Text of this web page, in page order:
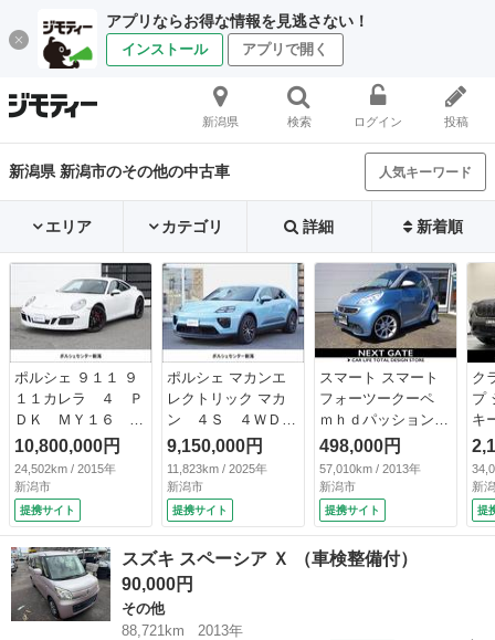
アプリならお得な情報を見逃さない！
インストール アプリで開く
新潟県 検索 ログイン 投稿
新潟県 新潟市のその他の中古車 人気キーワード
エリア カテゴリ 詳細 新着順
ポルシェ ９１１ ９
１１カレラ ４ Ｐ
ＤＫ ＭＹ１６ ス
ポクロ スポエグ
シートヒーター
（検8.9）
10,800,000円
24,502km / 2015年
新潟市
提携サイト
ポルシェ マカンエ
レクトリック マカ
ン ４Ｓ ４ＷＤ
スポクロ ＰＡＳ
Ｍ Ｐガラス リア
アクスル （検10.2）
9,150,000円
11,823km / 2025年
新潟市
提携サイト
スマート スマート
フォーツークーペ
ｍｈｄパッション
ガラスルーフ Ｉ－
ＳＴＯＰ アップル
カープレイ 追加タ
コメーター Ｂｌｕ
ｅｔｏｏｔｈ 前後
ドラレコ バックカ
メラ フォグ 禁煙
498,000円
57,010km / 2013年
新潟市
提携サイト
ク
プ
キ
ル
０
ラ
ル
ア
新
提
スズキ スペーシア Ｘ （車検整備付）
90,000円
その他
88,721km
2013年